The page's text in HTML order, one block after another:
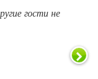
гости не